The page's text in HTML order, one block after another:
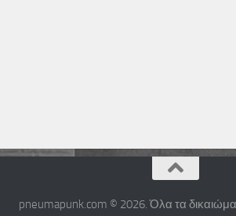
pneumapunk.com © 2026. Όλα τα